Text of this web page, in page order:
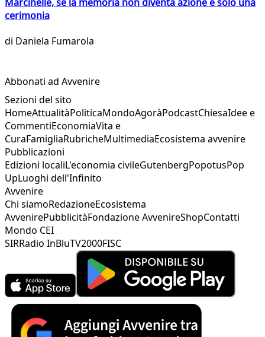
cerimonia
di Daniela Fumarola
Abbonati ad Avvenire
Sezioni del sito
HomeAttualitàPoliticaMondoAgoràPodcastChiesaIdee e
CommentiEconomiaVita e
CuraFamigliaRubricheMultimediaEcosistema avvenire
Pubblicazioni
Edizioni localiL'economia civileGutenbergPopotusPop
UpLuoghi dell'Infinito
Avvenire
Chi siamoRedazioneEcosistema
AvvenirePubblicitàFondazione AvvenireShopContatti
Mondo CEI
SIRRadio InBluTV2000FISC